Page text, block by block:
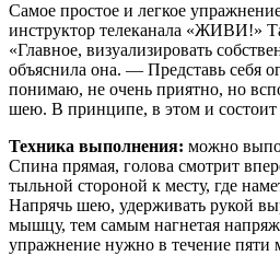
Самое простое и легкое
инструктор телеканала «ЖИВИ!»
«Главное, визуализировать
объяснила она. — Представь себя
понимаю, не очень приятно, но
шею. В принципе, в этом и состоит
Техника выполнения: можно
Спина прямая, голова смотрит
тыльной стороной к месту, где
Напрячь шею, удерживать рукой
мышцу, тем самым нагнетая
упражнение нужно в течение пяти